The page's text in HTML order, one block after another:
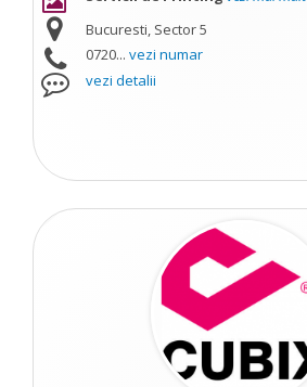
Bucuresti, Sector 5
0720... vezi numar
vezi detalii